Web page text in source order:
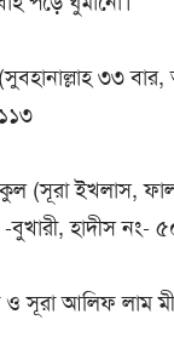
৩৩
(সূরা ইখলাস,
বুখারী, হাদীস নং-
ও সূরা আলিফ লাম